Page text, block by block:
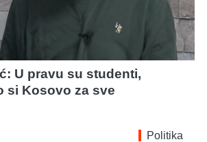
U pravu su studenti,
si Kosovo za sve
Politika